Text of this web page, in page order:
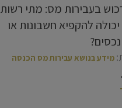
בעבירות מס: מתי רשות
להקפיא חשבונות או
מידע בנושא עבירות מס הכנסה